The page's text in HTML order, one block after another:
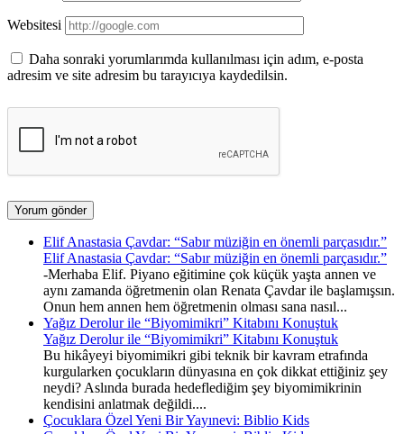
Websitesi
Daha sonraki yorumlarımda kullanılması için adım, e-posta
adresim ve site adresim bu tarayıcıya kaydedilsin.
Elif Anastasia Çavdar: “Sabır müziğin en önemli parçasıdır.”
Elif Anastasia Çavdar: “Sabır müziğin en önemli parçasıdır.”
-Merhaba Elif. Piyano eğitimine çok küçük yaşta annen ve
aynı zamanda öğretmenin olan Renata Çavdar ile başlamışsın.
Onun hem annen hem öğretmenin olması sana nasıl...
Yağız Derolur ile “Biyomimikri” Kitabını Konuştuk
Yağız Derolur ile “Biyomimikri” Kitabını Konuştuk
Bu hikâyeyi biyomimikri gibi teknik bir kavram etrafında
kurgularken çocukların dünyasına en çok dikkat ettiğiniz şey
neydi? Aslında burada hedeflediğim şey biyomimikrinin
kendisini anlatmak değildi....
Çocuklara Özel Yeni Bir Yayınevi: Biblio Kids